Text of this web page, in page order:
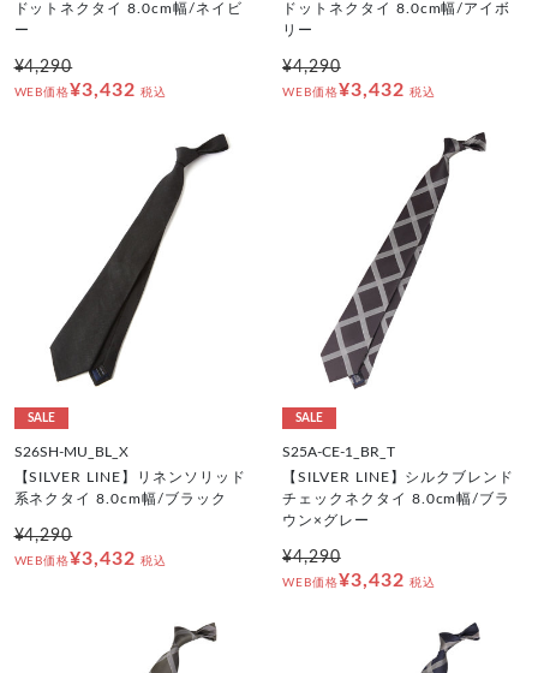
ドットネクタイ 8.0cm幅/ネイビ
ー
¥4,290
WEB価格¥3,432 税込
ドットネクタイ 8.0cm幅/アイボ
リー
¥4,290
WEB価格¥3,432 税込
SALE
S26SH-MU_BL_X
【SILVER LINE】リネンソリッド
系ネクタイ 8.0cm幅/ブラック
¥4,290
WEB価格¥3,432 税込
SALE
S25A-CE-1_BR_T
【SILVER LINE】シルクブレンド
チェックネクタイ 8.0cm幅/ブラ
ウン×グレー
¥4,290
WEB価格¥3,432 税込